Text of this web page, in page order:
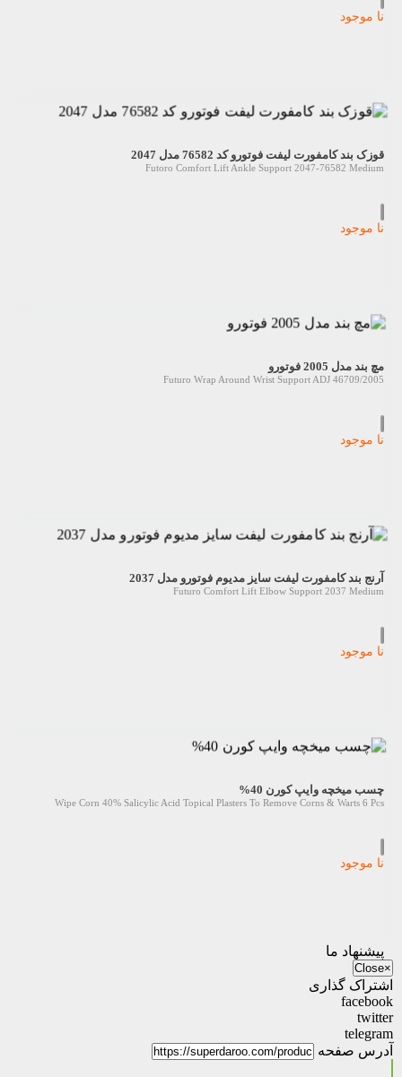
نا موجود
قوزک بند کامفورت لیفت فوتورو کد 76582 مدل 2047
Futoro Comfort Lift Ankle Support 2047-76582 Medium
نا موجود
مچ بند مدل 2005 فوتورو
Futuro Wrap Around Wrist Support ADJ 46709/2005
نا موجود
آرنج بند کامفورت لیفت سایز مدیوم فوتورو مدل 2037
Futuro Comfort Lift Elbow Support 2037 Medium
نا موجود
چسب میخچه وایپ کورن 40%
Wipe Corn 40% Salicylic Acid Topical Plasters To Remove Corns & Warts 6 Pcs
نا موجود
پیشنهاد ما
×
Close
اشتراک گذاری
facebook
twitter
telegram
آدرس صفحه